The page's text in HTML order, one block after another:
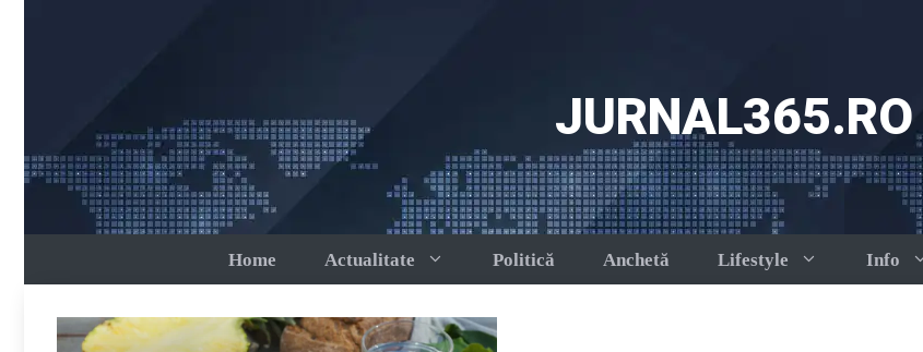
JURNAL365.RO
Home Actualitate Politică Anchetă Lifestyle Info